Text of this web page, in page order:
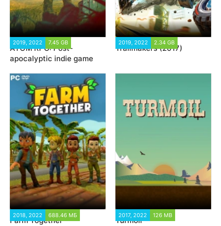
2019, 2022 7.45 GB
ATOM RPG: Post-
apocalyptic indie game
2019, 2022 2.34 GB
Trailmakers (2017)
2018, 2022 688.46 МБ
Farm Together
2017, 2022 126 MB
Turmoil